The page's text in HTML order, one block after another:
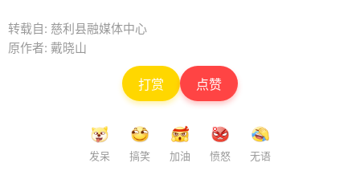
转载自: 慈利县融媒体中心
原作者: 戴晓山
打赏 点赞
发呆 搞笑 加油 愤怒 无语